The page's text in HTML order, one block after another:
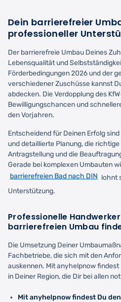
Dein barrierefreier
professioneller
Der barrierefreie Umbau Deines
Lebensqualität und
Förderbedingungen 2026 und der
verschiedener Zuschüsse kannst
abdecken. Die Verdopplung des
Bewilligungschancen und
den Vorjahren.
Entscheidend für Deinen Erfolg
und detaillierte Planung, die
Antragstellung und die
Gerade bei komplexen Umbauten
barrierefreien Bad nach DIN lohnt
Unterstützung.
Professionelle
barrierefreien Umbau
Die Umsetzung Deiner
Fachbetriebe, die sich mit den
auskennen. Mit anyhelpnow
in Deiner Region, die Dir bei allen
Mit anyhelpnow findest Du